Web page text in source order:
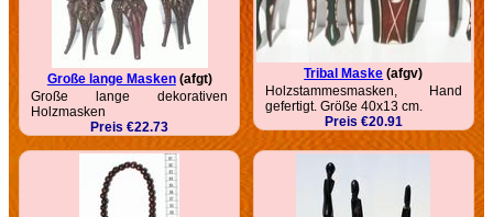
Große lange Masken(afgt)
Große lange dekorativen
Holzmasken
Preis €22.73
Tribal Maske (afgv)
Holzstammesmasken, Hand
gefertigt. Größe 40x13 cm.
Preis €20.91